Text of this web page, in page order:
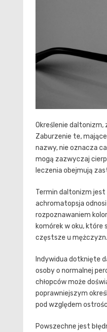
Określenie daltonizm,
Zaburzenie te,
nazwy, nie oznacza
mogą zazwyczaj
leczenia obejmują
Termin daltonizm
achromatopsja
rozpoznawaniem
komórek w oku, które
częstsze u mężczyzn.
Indywidua dotknięte
osoby o normalnej
chłopców może
poprawniejszym
pod względem
Powszechne jest